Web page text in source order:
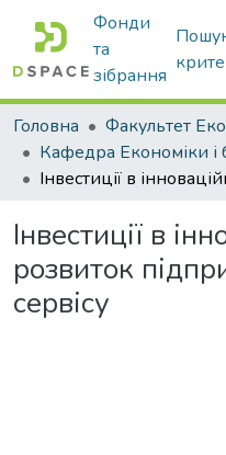
Фонди
та
зібрання
Головна
Інвестиції в
розвиток
сервісу